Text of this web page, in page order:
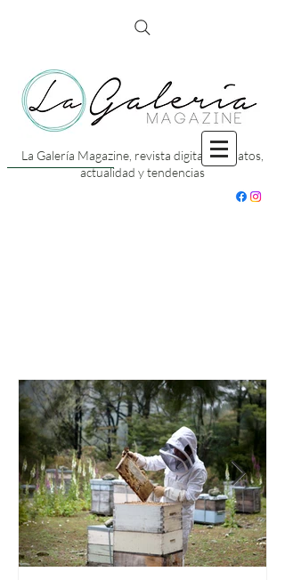
La Galería Magazine, revista digital con datos,
actualidad y tendencias